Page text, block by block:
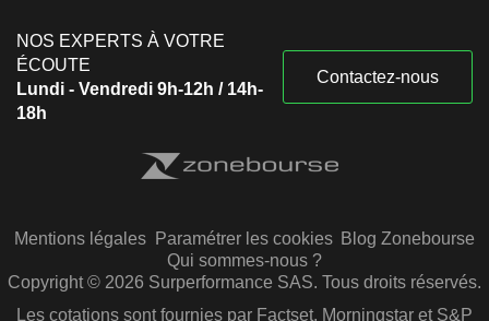
NOS EXPERTS À VOTRE
ÉCOUTE
Lundi - Vendredi 9h-12h / 14h-
18h
Contactez-nous
Mentions légales Paramétrer les cookies Blog Zonebourse
Qui sommes-nous ?
Copyright © 2026 Surperformance SAS. Tous droits réservés.
Les cotations sont fournies par Factset, Morningstar et S&P